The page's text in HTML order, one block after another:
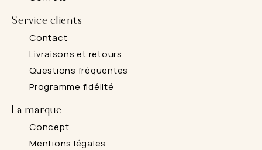
Service clients
Contact
Livraisons et retours
Questions fréquentes
Programme fidélité
La marque
Concept
Mentions légales